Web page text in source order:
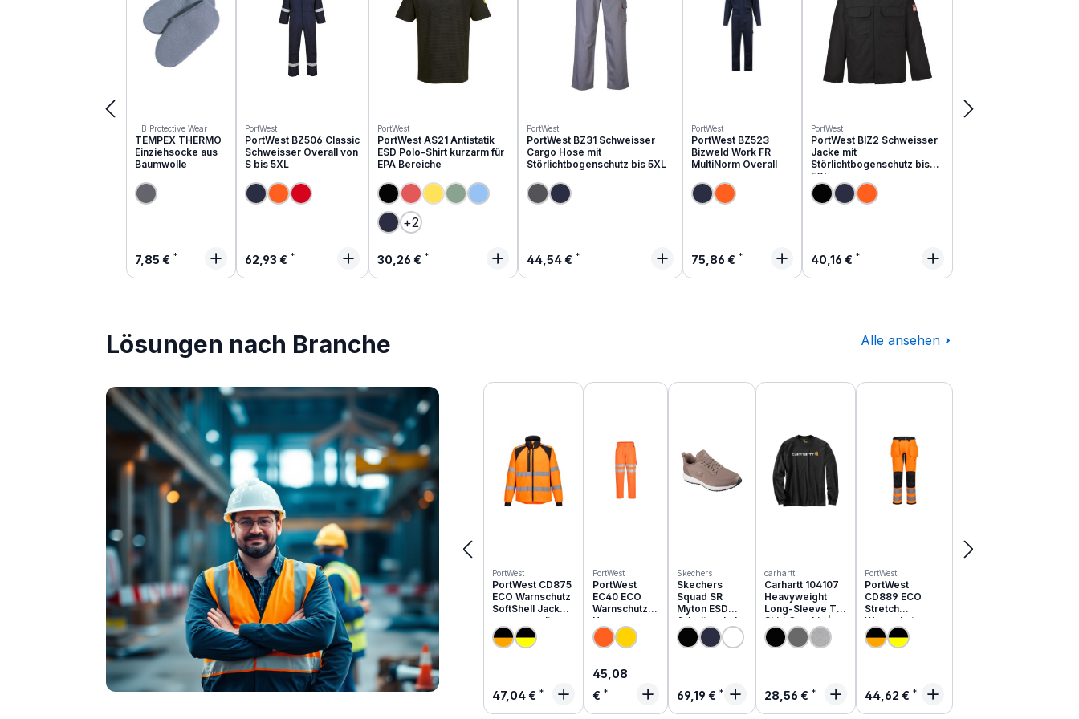
HB Protective Wear
TEMPEX THERMO
Einziehsocke aus
Baumwolle
Regulärer Preis:
7,85 €
PortWest
PortWest BZ506 Classic
Schweisser Overall von
S bis 5XL
Regulärer Preis:
62,93 €
PortWest
PortWest AS21 Antistatik
ESD Polo-Shirt kurzarm für
EPA Bereiche
(Diese Option ist zurzeit nicht verfügbar.)
(Diese Option ist zurzeit nicht verfügbar.)
(Diese Option ist zurzeit nicht verfügbar.)
+2
Regulärer Preis:
30,26 €
PortWest
PortWest BZ31 Schweisser
Cargo Hose mit
Störlichtbogenschutz bis 5XL
Regulärer Preis:
44,54 €
PortWest
PortWest BZ523
Bizweld Work FR
MultiNorm Overall
Regulärer Preis:
75,86 €
PortWest
PortWest BIZ2 Schweisser
Jacke mit
Störlichtbogenschutz bis
5XL
Regulärer Preis:
40,16 €
Lösungen nach Branche Alle ansehen
Produktgalerie überspringen
PortWest
PortWest CD875
ECO Warnschutz
SoftShell Jacke
aus recyceltem
PES
Regulärer Preis:
47,04 €
PortWest
PortWest
EC40 ECO
Warnschutz
Hose aus
recyceltem
PES
Regulärer Preis:
45,08
€
Skechers
Skechers
Squad SR
Myton ESD
Arbeitsschuhe
O1 | 200051EC
Regulärer Preis:
69,19 €
carhartt
Carhartt 104107
Heavyweight
Long-Sleeve T-
Shirt Graphic |
relaxed fit
Regulärer Preis:
28,56 €
PortWest
PortWest
CD889 ECO
Stretch
Warnschutz
Hose aus
recyceltem PES
Regulärer Preis:
44,62 €